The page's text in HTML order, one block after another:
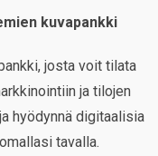
kuvapankki
josta voit tilata
ja tilojen
hyödynnä digitaalisia
tavalla.